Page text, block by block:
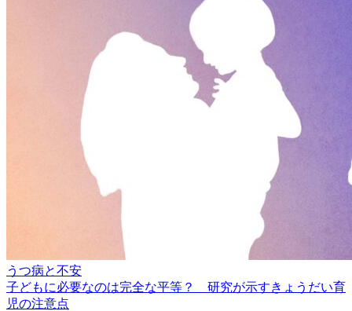
うつ病と不安
子どもに必要なのは完全な平等？ 研究が示すきょうだい育
児の注意点